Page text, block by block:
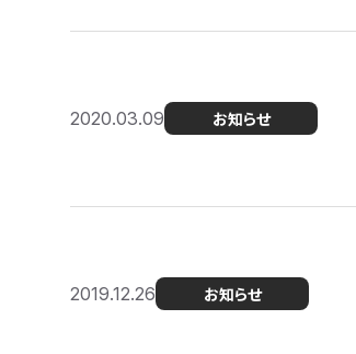
2020.03.09 お知らせ
2019.12.26 お知らせ